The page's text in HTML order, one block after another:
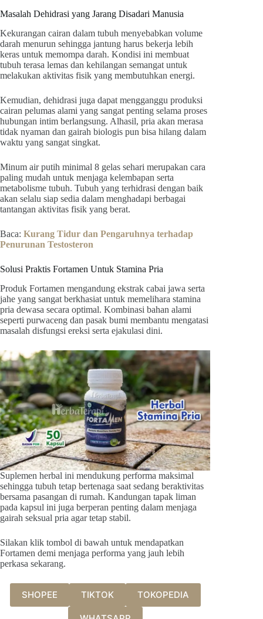
Masalah Dehidrasi yang Jarang Disadari Manusia
Kekurangan cairan dalam tubuh menyebabkan volume
darah menurun sehingga jantung harus bekerja lebih
keras untuk memompa darah. Kondisi ini membuat
tubuh terasa lemas dan kehilangan semangat untuk
melakukan aktivitas fisik yang membutuhkan energi.
Kemudian, dehidrasi juga dapat mengganggu produksi
cairan pelumas alami yang sangat penting selama proses
hubungan intim berlangsung. Alhasil, pria akan merasa
tidak nyaman dan gairah biologis pun bisa hilang dalam
waktu yang sangat singkat.
Minum air putih minimal 8 gelas sehari merupakan cara
paling mudah untuk menjaga kelembapan serta
metabolisme tubuh. Tubuh yang terhidrasi dengan baik
akan selalu siap sedia dalam menghadapi berbagai
tantangan aktivitas fisik yang berat.
Baca: Kurang Tidur dan Pengaruhnya terhadap
Penurunan Testosteron
Solusi Praktis Fortamen Untuk Stamina Pria
Produk Fortamen mengandung ekstrak cabai jawa serta
jahe yang sangat berkhasiat untuk memelihara stamina
pria dewasa secara optimal. Kombinasi bahan alami
seperti purwaceng dan pasak bumi membantu mengatasi
masalah disfungsi ereksi serta ejakulasi dini.
Suplemen herbal ini mendukung performa maksimal
sehingga tubuh tetap bertenaga saat sedang beraktivitas
bersama pasangan di rumah. Kandungan tapak liman
pada kapsul ini juga berperan penting dalam menjaga
gairah seksual pria agar tetap stabil.
Silakan klik tombol di bawah untuk mendapatkan
Fortamen demi menjaga performa yang jauh lebih
perkasa sekarang.
SHOPEE TIKTOK TOKOPEDIA